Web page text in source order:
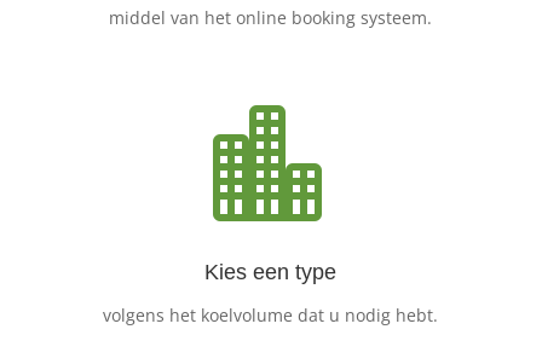
middel van het online booking systeem.

Kies een type
volgens het koelvolume dat u nodig hebt.